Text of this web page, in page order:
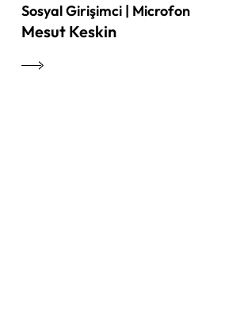
Sosyal Girişimci | Microfon
Mesut Keskin